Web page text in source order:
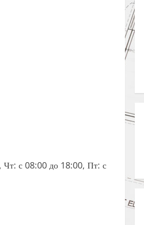
с 08:00 до 18:00, Пт: с